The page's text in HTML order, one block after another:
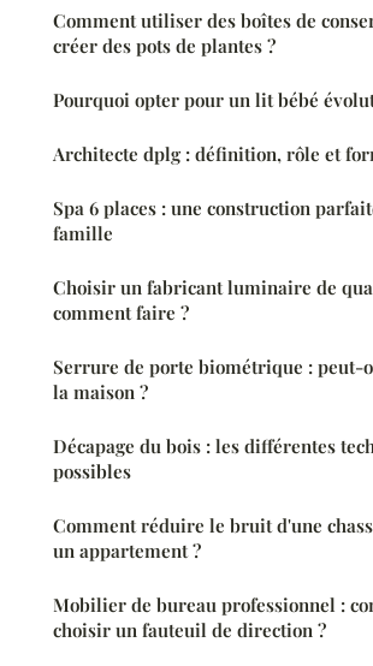
Comment utiliser des boîtes de
créer des pots de plantes ?
Pourquoi opter pour un lit bébé
Architecte dplg : définition, rôle et
Spa 6 places : une construction
famille
Choisir un fabricant luminaire de
comment faire ?
Serrure de porte biométrique : peut-
la maison ?
Décapage du bois : les différentes
possibles
Comment réduire le bruit d'une
un appartement ?
Mobilier de bureau professionnel :
choisir un fauteuil de direction ?